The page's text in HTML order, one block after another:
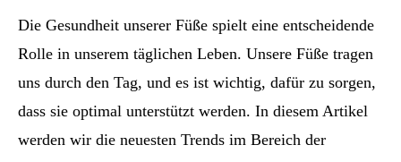
Die Gesundheit unserer Füße spielt eine entscheidende
Rolle in unserem täglichen Leben. Unsere Füße tragen
uns durch den Tag, und es ist wichtig, dafür zu sorgen,
dass sie optimal unterstützt werden. In diesem Artikel
werden wir die neuesten Trends im Bereich der